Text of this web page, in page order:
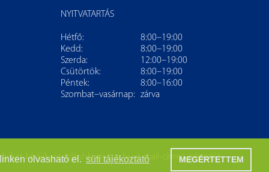
olvasható el. süti tájékoztató MEGÉRTETTEM
NYITVATARTÁS
Hétfő:
8:00–19:00
Kedd:
8:00–19:00
Szerda:
12:00–19:00
Csütörtök:
8:00–19:00
Péntek:
8:00–16:00
Szombat–vasárnap:
zárva
kérjük, azit@kshkonyvtar.hue-mail-címen jelezzék!